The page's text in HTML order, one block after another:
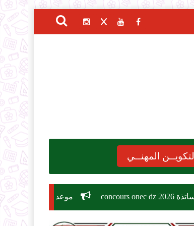
التكويــن المهنــي
موعد الدخول المدرسي 2026-2027